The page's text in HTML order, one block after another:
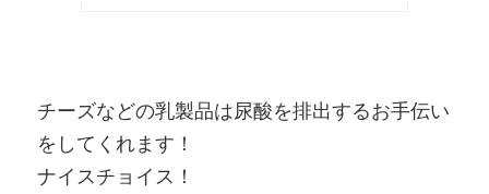
チーズなどの乳製品は尿酸を排出するお手伝い
をしてくれます！
ナイスチョイス！